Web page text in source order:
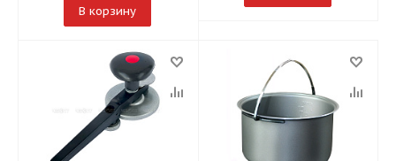
В корзину